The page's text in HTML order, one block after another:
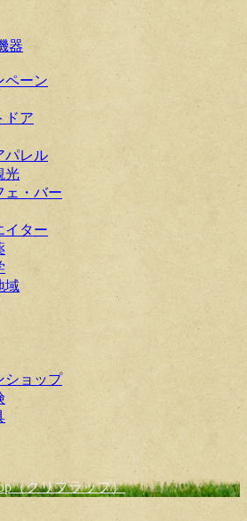
器
ペーン
ドア
パレル
光
ェ・バー
イター
域
ショップ
（クリプラップ）
Powered by WordPress